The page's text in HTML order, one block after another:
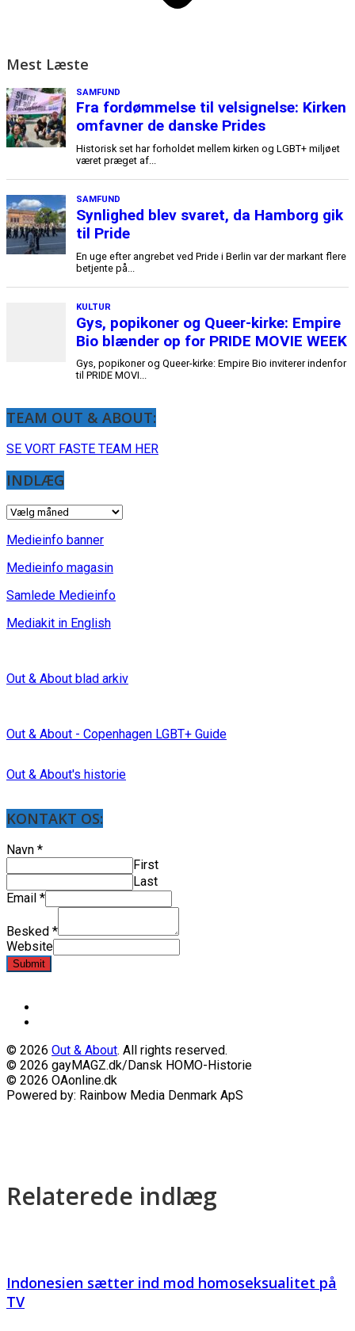
Mest Læste
TEAM OUT & ABOUT:
SE VORT FASTE TEAM HER
INDLÆG
INDLÆG
Medieinfo banner
Medieinfo magasin
Samlede Medieinfo
Mediakit in English
Out & About blad arkiv
Out & About - Copenhagen LGBT+ Guide
Out & About's historie
KONTAKT OS:
Navn *
First
Last
Email *
Besked *
Website
Submit
© 2026 Out & About. All rights reserved.
© 2026 gayMAGZ.dk/Dansk HOMO-Historie
© 2026 OAonline.dk
Powered by: Rainbow Media Denmark ApS
Relaterede indlæg
Indonesien sætter ind mod homoseksualitet på
TV